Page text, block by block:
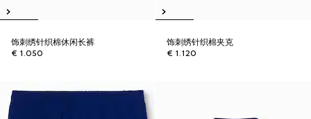
饰刺绣针织棉休闲长裤
€ 1.050
饰刺绣针织棉夹克
€ 1.120